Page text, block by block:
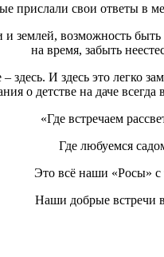
прислали свои ответы в
возможность
на время, забыть
И здесь это легко
о детстве на даче
«Где встречаем
Где любуемся
Это всё наши «Росы» с
Наши добрые встречи